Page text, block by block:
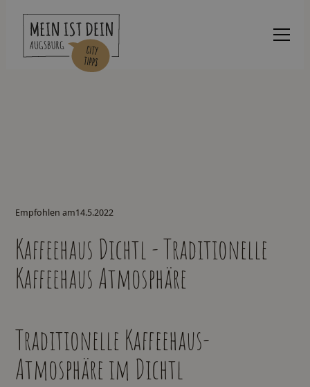
Empfohlen am14.5.2022
Kaffeehaus Dichtl - Traditionelle
Kaffeehaus Atmosphäre
Traditionelle Kaffeehaus-
Atmosphäre im Dichtl